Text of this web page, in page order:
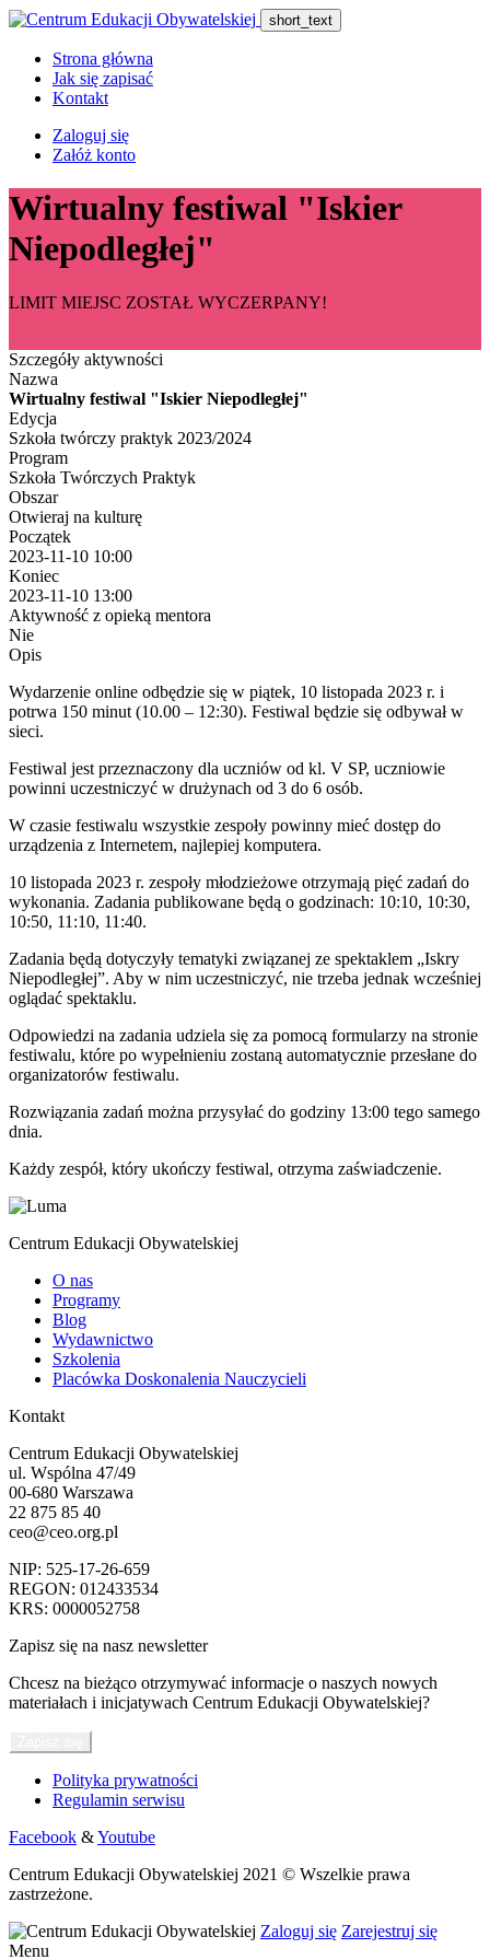
short_text
Strona główna
Jak się zapisać
Kontakt
Zaloguj się
Załóż konto
Wirtualny festiwal "Iskier
Niepodległej"
LIMIT MIEJSC ZOSTAŁ WYCZERPANY!
Szczegóły aktywności
Nazwa
Wirtualny festiwal "Iskier Niepodległej"
Edycja
Szkoła twórczy praktyk 2023/2024
Program
Szkoła Twórczych Praktyk
Obszar
Otwieraj na kulturę
Początek
2023-11-10 10:00
Koniec
2023-11-10 13:00
Aktywność z opieką mentora
Nie
Opis
Wydarzenie online odbędzie się w piątek, 10 listopada 2023 r. i
potrwa 150 minut (10.00 – 12:30). Festiwal będzie się odbywał w
sieci.
Festiwal jest przeznaczony dla uczniów od kl. V SP, uczniowie
powinni uczestniczyć w drużynach od 3 do 6 osób.
W czasie festiwalu wszystkie zespoły powinny mieć dostęp do
urządzenia z Internetem, najlepiej komputera.
10 listopada 2023 r. zespoły młodzieżowe otrzymają pięć zadań do
wykonania. Zadania publikowane będą o godzinach: 10:10, 10:30,
10:50, 11:10, 11:40.
Zadania będą dotyczyły tematyki związanej ze spektaklem „Iskry
Niepodległej”. Aby w nim uczestniczyć, nie trzeba jednak wcześniej
oglądać spektaklu.
Odpowiedzi na zadania udziela się za pomocą formularzy na stronie
festiwalu, które po wypełnieniu zostaną automatycznie przesłane do
organizatorów festiwalu.
Rozwiązania zadań można przysyłać do godziny 13:00 tego samego
dnia.
Każdy zespół, który ukończy festiwal, otrzyma zaświadczenie.
Centrum Edukacji Obywatelskiej
O nas
Programy
Blog
Wydawnictwo
Szkolenia
Placówka Doskonalenia Nauczycieli
Kontakt
Centrum Edukacji Obywatelskiej
ul. Wspólna 47/49
00-680 Warszawa
22 875 85 40
ceo@ceo.org.pl
NIP: 525-17-26-659
REGON: 012433534
KRS: 0000052758
Zapisz się na nasz newsletter
Chcesz na bieżąco otrzymywać informacje o naszych nowych
materiałach i inicjatywach Centrum Edukacji Obywatelskiej?
Polityka prywatności
Regulamin serwisu
Facebook &Youtube
Centrum Edukacji Obywatelskiej 2021 © Wszelkie prawa
zastrzeżone.
Zaloguj się Zarejestruj się
Menu